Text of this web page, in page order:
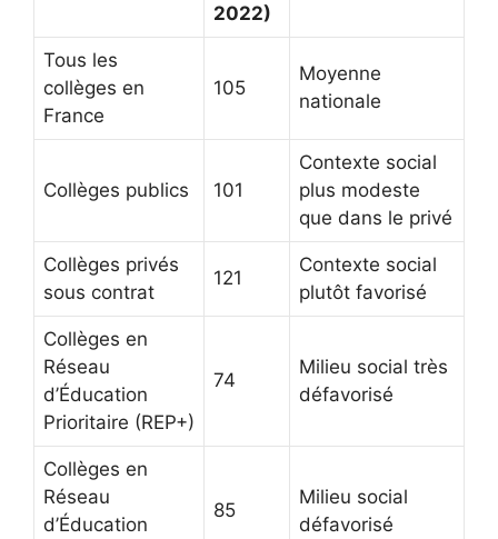
2022)
Tous les
collèges en
France
105
Moyenne
nationale
Collèges publics 101
Contexte social
plus modeste
que dans le privé
Collèges privés
sous contrat
121
Contexte social
plutôt favorisé
Collèges en
Réseau
d’Éducation
Prioritaire (REP+)
74
Milieu social très
défavorisé
Collèges en
Réseau
d’Éducation
85
Milieu social
défavorisé